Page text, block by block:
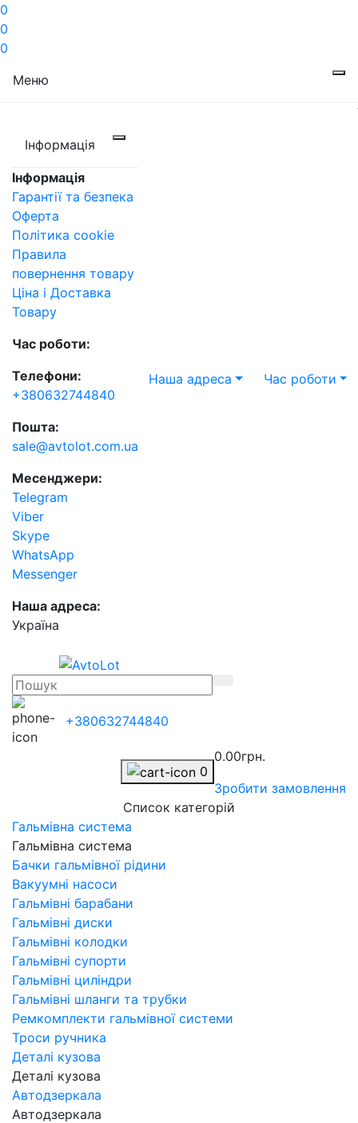
0
0
0
Меню
Інформація
Інформація
Гарантії та безпека
Оферта
Політика cookie
Правила
повернення товару
Ціна і Доставка
Товару
Час роботи:
Телефони:
+380632744840
Пошта:
sale@avtolot.com.ua
Месенджери:
Telegram
Viber
Skype
WhatsApp
Messenger
Наша адреса:
Українa
Наша адреса Час роботи
+380632744840
0
0.00грн.
Зробити замовлення
Список категорій
Гальмівна система
Гальмівна система
Бачки гальмівної рідини
Вакуумні насоси
Гальмівні барабани
Гальмівні диски
Гальмівні колодки
Гальмівні супорти
Гальмівні циліндри
Гальмівні шланги та трубки
Ремкомплекти гальмівної системи
Троси ручника
Деталі кузова
Деталі кузова
Автодзеркала
Автодзеркала